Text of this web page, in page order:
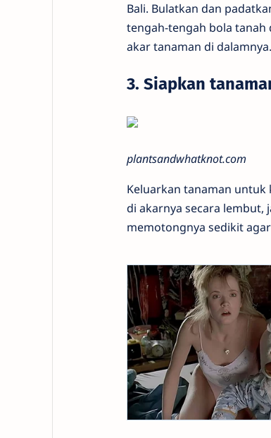
Bali. Bulatkan dan
tengah-tengah bola
akar tanaman di dalamnya.
3. Siapkan
plantsandwhatknot.com
Keluarkan tanaman
di akarnya secara lembut,
memotongnya sedikit